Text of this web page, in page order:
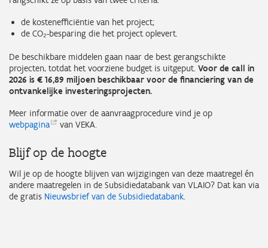
de kostenefficiëntie van het project;
de CO₂-besparing die het project oplevert.
De beschikbare middelen gaan naar de best gerangschikte
projecten, totdat het voorziene budget is uitgeput. Voor de call in
2026 is € 16,89 miljoen beschikbaar voor de financiering van de
ontvankelijke investeringsprojecten.
Meer informatie over de aanvraagprocedure vind je op
webpagina
van VEKA.
Blijf op de hoogte
Wil je op de hoogte blijven van wijzigingen van deze maatregel én
andere maatregelen in de Subsidiedatabank van VLAIO? Dat kan via
de gratis Nieuwsbrief van de Subsidiedatabank